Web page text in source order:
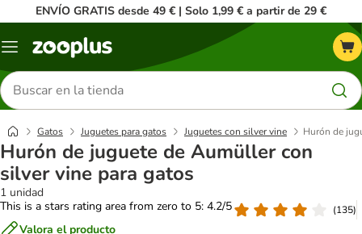
ENVÍO GRATIS desde 49 € | Solo 1,99 € a partir de 29 €
Menú
Buscar
productos
Gatos Juguetes para gatos Juguetes con silver vine Hurón de
Hurón de juguete de Aumüller con
silver vine para gatos
1 unidad
This is a stars rating area from zero to 5: 4.2/5
(135)
Valora el producto